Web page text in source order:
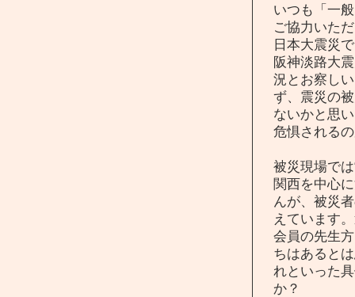
いつも「一
ご協力いた
日本大震災
阪神淡路大
況とお察し
ず、震災の
ないかと思
危惧される
被災現場で
関西を中心
んが、被災
えています
会員の先生
ちはあると
れといった
か？